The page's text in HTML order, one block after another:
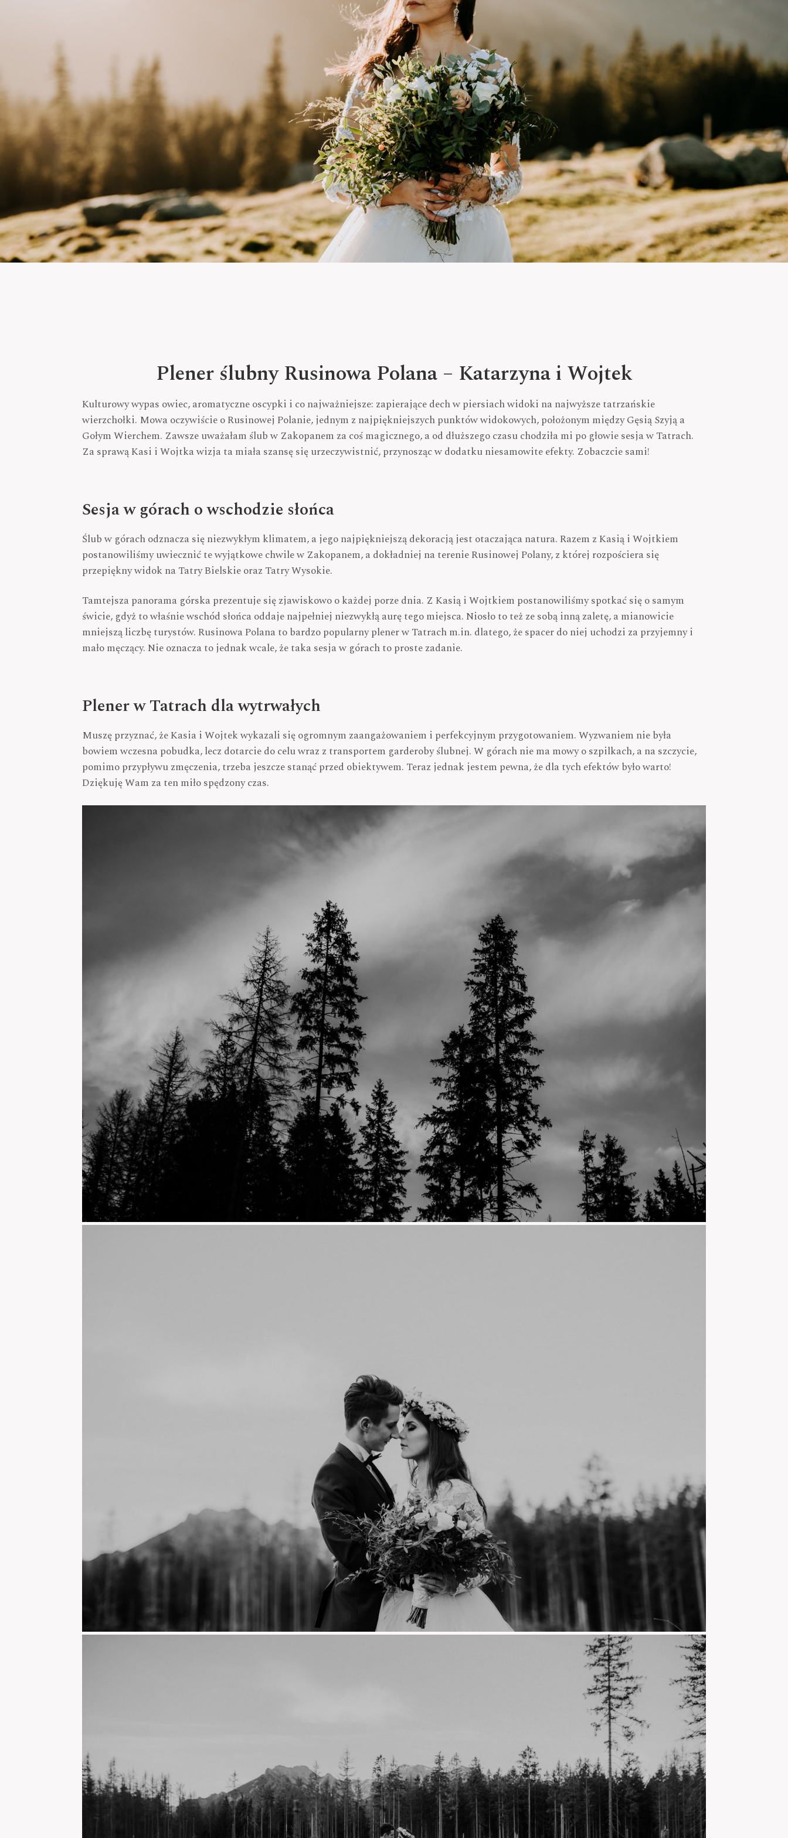
Plener ślubny Rusinowa Polana – Katarzyna i Wojtek
Kulturowy wypas owiec, aromatyczne oscypki i co najważniejsze: zapierające dech w piersiach widoki na najwyższe tatrzańskie
wierzchołki. Mowa oczywiście o Rusinowej Polanie, jednym z najpiękniejszych punktów widokowych, położonym między Gęsią Szyją a
Gołym Wierchem. Zawsze uważałam ślub w Zakopanem za coś magicznego, a od dłuższego czasu chodziła mi po głowie sesja w Tatrach.
Za sprawą Kasi i Wojtka wizja ta miała szansę się urzeczywistnić, przynosząc w dodatku niesamowite efekty. Zobaczcie sami!
Sesja w górach o wschodzie słońca
Ślub w górach odznacza się niezwykłym klimatem, a jego najpiękniejszą dekoracją jest otaczająca natura. Razem z Kasią i Wojtkiem
postanowiliśmy uwiecznić te wyjątkowe chwile w Zakopanem, a dokładniej na terenie Rusinowej Polany, z której rozpościera się
przepiękny widok na Tatry Bielskie oraz Tatry Wysokie.
Tamtejsza panorama górska prezentuje się zjawiskowo o każdej porze dnia. Z Kasią i Wojtkiem postanowiliśmy spotkać się o samym
świcie, gdyż to właśnie wschód słońca oddaje najpełniej niezwykłą aurę tego miejsca. Niosło to też ze sobą inną zaletę, a mianowicie
mniejszą liczbę turystów. Rusinowa Polana to bardzo popularny plener w Tatrach m.in. dlatego, że spacer do niej uchodzi za przyjemny i
mało męczący. Nie oznacza to jednak wcale, że taka sesja w górach to proste zadanie.
Plener w Tatrach dla wytrwałych
Muszę przyznać, że Kasia i Wojtek wykazali się ogromnym zaangażowaniem i perfekcyjnym przygotowaniem. Wyzwaniem nie była
bowiem wczesna pobudka, lecz dotarcie do celu wraz z transportem garderoby ślubnej. W górach nie ma mowy o szpilkach, a na szczycie,
pomimo przypływu zmęczenia, trzeba jeszcze stanąć przed obiektywem. Teraz jednak jestem pewna, że dla tych efektów było warto!
Dziękuję Wam za ten miło spędzony czas.